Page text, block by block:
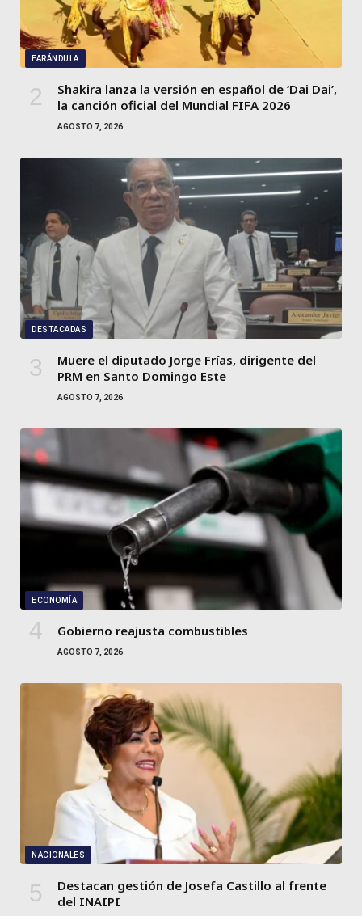
FARÁNDULA
Shakira lanza la versión en español de ‘Dai Dai’,
la canción oficial del Mundial FIFA 2026
AGOSTO 7, 2026
DESTACADAS
Muere el diputado Jorge Frías, dirigente del
PRM en Santo Domingo Este
AGOSTO 7, 2026
ECONOMÍA
Gobierno reajusta combustibles
AGOSTO 7, 2026
NACIONALES
Destacan gestión de Josefa Castillo al frente
del INAIPI